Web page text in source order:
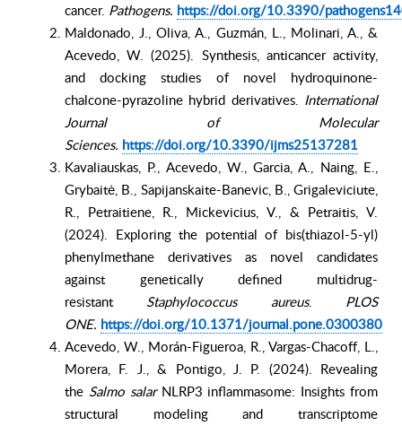
cancer. Pathogens. https://doi.org/10.3390/
Maldonado, J., Oliva, A., Guzmán, L., Molinari, A., &
Acevedo, W. (2025). Synthesis, anticancer activity,
and docking studies of novel hydroquinone-
chalcone-pyrazoline hybrid derivatives. International
Journal of Molecular
Sciences. https://doi.org/10.3390/ijms25137281
Kavaliauskas, P., Acevedo, W., Garcia, A., Naing, E.,
Grybaitė, B., Sapijanskaite-Banevic, B., Grigaleviciute,
R., Petraitiene, R., Mickevicius, V., & Petraitis, V.
(2024). Exploring the potential of bis(thiazol-5-yl)
phenylmethane derivatives as novel candidates
against genetically defined multidrug-
resistant Staphylococcus aureus. PLOS
ONE. https://doi.org/10.1371/journal.pone.0300380
Acevedo, W., Morán-Figueroa, R., Vargas-Chacoff, L.,
Morera, F. J., & Pontigo, J. P. (2024). Revealing
the Salmo salarNLRP3 inflammasome: Insights from
structural modeling and transcriptome